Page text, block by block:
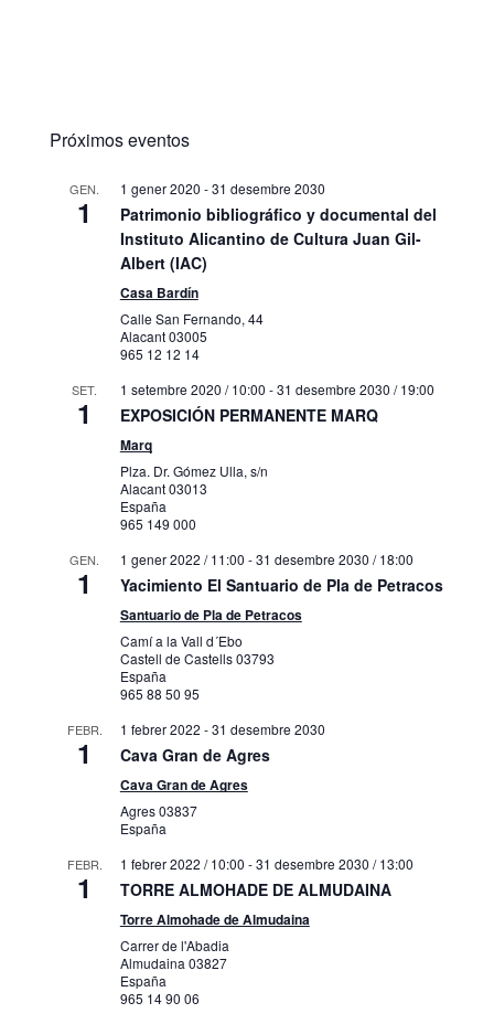
Próximos eventos
GEN.
1
1 gener 2020 -31 desembre 2030
Patrimonio bibliográfico y documental del
Instituto Alicantino de Cultura Juan Gil-
Albert (IAC)
Casa Bardín
Calle San Fernando, 44
Alacant03005
965 12 12 14
SET.
1
1 setembre 2020 / 10:00 -31 desembre 2030 / 19:00
EXPOSICIÓN PERMANENTE MARQ
Marq
Plza. Dr. Gómez Ulla, s/n
Alacant03013
España
965 149 000
GEN.
1
1 gener 2022 / 11:00 -31 desembre 2030 / 18:00
Yacimiento El Santuario de Pla de Petracos
Santuario de Pla de Petracos
Camí a la Vall d´Ebo
Castell de Castells03793
España
965 88 50 95
FEBR.
1
1 febrer 2022 -31 desembre 2030
Cava Gran de Agres
Cava Gran de Agres
Agres03837
España
FEBR.
1
1 febrer 2022 / 10:00 -31 desembre 2030 / 13:00
TORRE ALMOHADE DE ALMUDAINA
Torre Almohade de Almudaina
Carrer de l'Abadia
Almudaina 03827
España
965 14 90 06